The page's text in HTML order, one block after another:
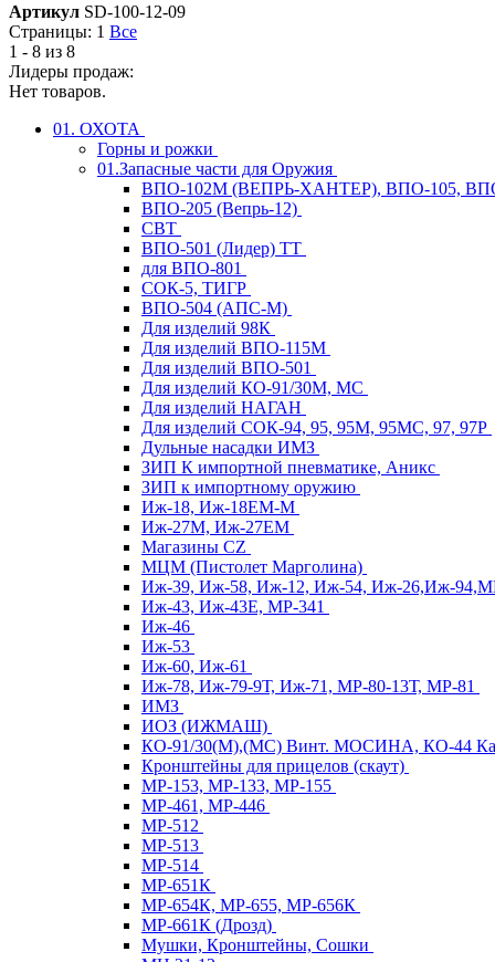
Артикул SD-100-12-09
Страницы: 1 Все
1 - 8 из 8
Лидеры продаж:
Нет товаров.
01. ОХОТА
Горны и рожки
01.Запасные части для Оружия
ВПО-102М (ВЕПРЬ-ХАНТЕР), ВПО-105,
ВПО-205 (Вепрь-12)
СВТ
ВПО-501 (Лидер) ТТ
для ВПО-801
СОК-5, ТИГР
ВПО-504 (АПС-М)
Для изделий 98К
Для изделий ВПО-115М
Для изделий ВПО-501
Для изделий КО-91/30М, МС
Для изделий НАГАН
Для изделий СОК-94, 95, 95М, 95МС, 97, 97Р
Дульные насадки ИМЗ
ЗИП К импортной пневматике, Аникс
ЗИП к импортному оружию
Иж-18, Иж-18ЕМ-М
Иж-27М, Иж-27ЕМ
Магазины CZ
МЦМ (Пистолет Марголина)
Иж-39, Иж-58, Иж-12, Иж-54, Иж-26,Иж-
Иж-43, Иж-43Е, МР-341
Иж-46
Иж-53
Иж-60, Иж-61
Иж-78, Иж-79-9Т, Иж-71, МР-80-13Т, МР-81
ИМЗ
ИОЗ (ИЖМАШ)
КО-91/30(М),(МС) Винт. МОСИНА, КО-44
Кронштейны для прицелов (скаут)
МР-153, МР-133, МР-155
МР-461, МР-446
МР-512
МР-513
МР-514
МР-651К
МР-654К, МР-655, МР-656К
МР-661К (Дрозд)
Мушки, Кронштейны, Сошки